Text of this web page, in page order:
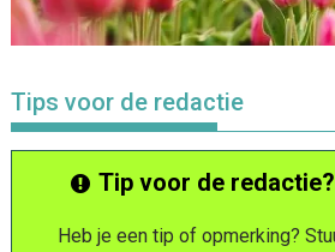
Tips voor de redactie
Tip voor de
Heb je een tip of opmerking?